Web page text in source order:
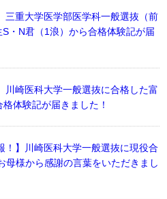
三重大学医学部医学科一般選抜（前
・N君（1浪）から合格体験記が届
川崎医科大学一般選抜に合格した富
体験記が届きました！
！】川崎医科大学一般選抜に現役合
母様から感謝の言葉をいただきまし